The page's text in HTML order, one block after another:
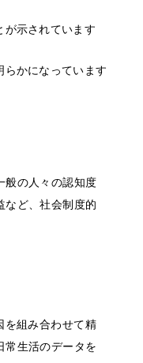
が示されています
らかになっています
般の人々の認知度
など、社会制度的
を組み合わせて精
常生活のデータを